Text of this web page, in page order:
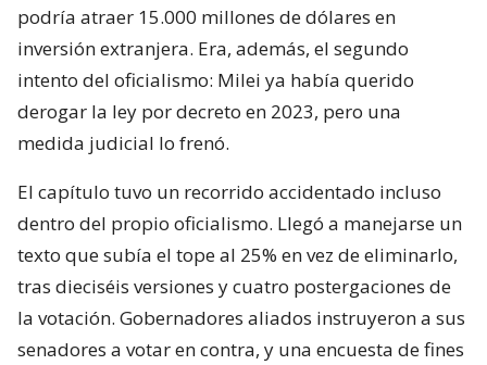
podría atraer 15.000 millones de dólares en
inversión extranjera. Era, además, el segundo
intento del oficialismo: Milei ya había querido
derogar la ley por decreto en 2023, pero una
medida judicial lo frenó.
El capítulo tuvo un recorrido accidentado incluso
dentro del propio oficialismo. Llegó a manejarse un
texto que subía el tope al 25% en vez de eliminarlo,
tras dieciséis versiones y cuatro postergaciones de
la votación. Gobernadores aliados instruyeron a sus
senadores a votar en contra, y una encuesta de fines